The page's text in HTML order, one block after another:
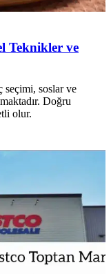
Teknikler ve
seçimi, soslar ve
Doğru
olur.